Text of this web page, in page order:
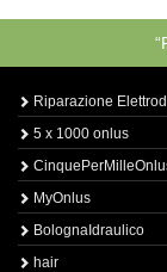
Riparazione
5 x 1000 onlus
MyOnlus
BolognaIdraulico
hair